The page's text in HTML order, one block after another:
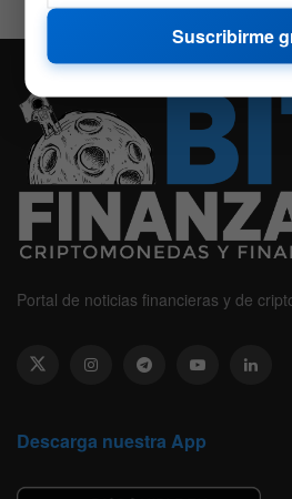
Portal de noticias financieras y de
Descarga nuestra App
Suscribirme